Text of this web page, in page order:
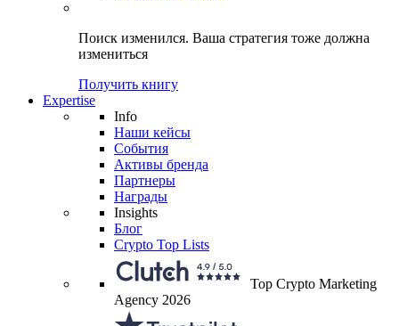
Поиск изменился. Ваша стратегия тоже должна
измениться
Получить книгу
Expertise
Info
Наши кейсы
События
Активы бренда
Партнеры
Награды
Insights
Блог
Crypto Top Lists
Top Crypto Marketing
Agency 2026